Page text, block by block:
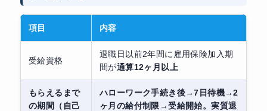
項目 内容
受給資格
退職日以前2年間に雇用保険加入期
間が通算12ヶ月以上
もらえるまで
の期間（自己
ハローワーク手続き後→7日待機→2
ヶ月の給付制限 →受給開始。実質退